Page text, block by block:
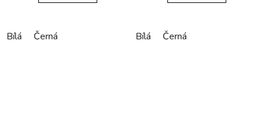
Bílá Černá Bílá Černá